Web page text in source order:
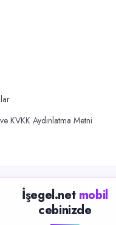
KVKK Aydınlatma Metni
İşegel.net mobil
cebinizde